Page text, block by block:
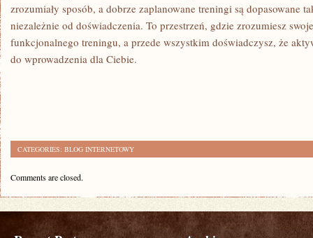
zrozumiały sposób, a dobrze zaplanowane treningi są dopasowane
niezależnie od doświadczenia. To przestrzeń, gdzie zrozumiesz
funkcjonalnego treningu, a przede wszystkim doświadczysz, że
do wprowadzenia dla Ciebie.
CATEGORIES: BLOG INTERNETOWY
Comments are closed.